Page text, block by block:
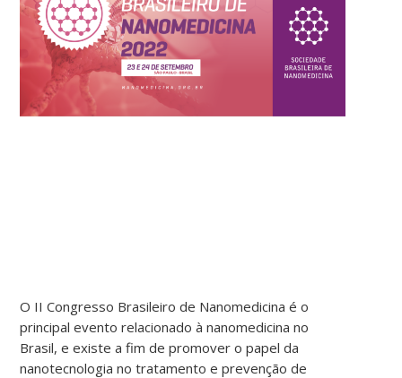
O II Congresso Brasileiro de Nanomedicina é o
principal evento relacionado à nanomedicina no
Brasil, e existe a fim de promover o papel da
nanotecnologia no tratamento e prevenção de